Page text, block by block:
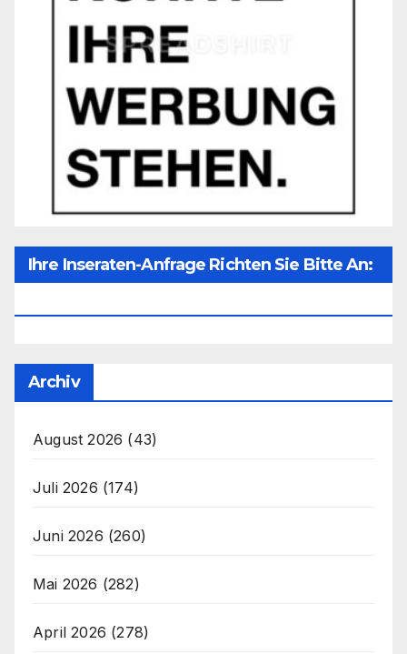
Ihre Inseraten-Anfrage Richten Sie Bitte An:
Archiv
August 2026 (43)
Juli 2026 (174)
Juni 2026 (260)
Mai 2026 (282)
April 2026 (278)